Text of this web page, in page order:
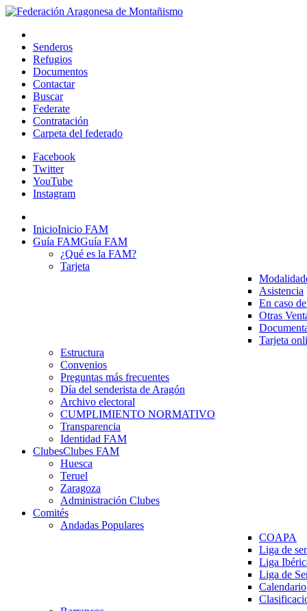
Senderos
Refugios
Documentos
Contactar
Buscar
Federate
Contratación
Carpeta del federado
Facebook
Twitter
YouTube
Instagram
InicioInicio FAM
Guía FAMGuía FAM
¿Qué es la FAM?
Tarjeta
Asistencia
En caso
Otras
Tarjeta
Estructura
Convenios
Preguntas más frecuentes
Día del senderista de Aragón
Archivo electoral
CUMPLIMIENTO NORMATIVO
Transparencia
Identidad FAM
ClubesClubes FAM
Huesca
Teruel
Zaragoza
Administración Clubes
Comités
Andadas Populares
COAPA
Liga de
Liga
Liga de
Calendario